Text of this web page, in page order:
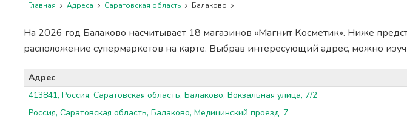
Главная Адреса Саратовская область Балаково
На 2026 год Балаково насчитывает 18 магазинов «Магнит Косметик». Ниже
расположение супермаркетов на карте. Выбрав интересующий адрес, можно
Адрес
413841, Россия, Саратовская область, Балаково, Вокзальная улица, 7/2
Россия, Саратовская область, Балаково, Медицинский проезд, 7